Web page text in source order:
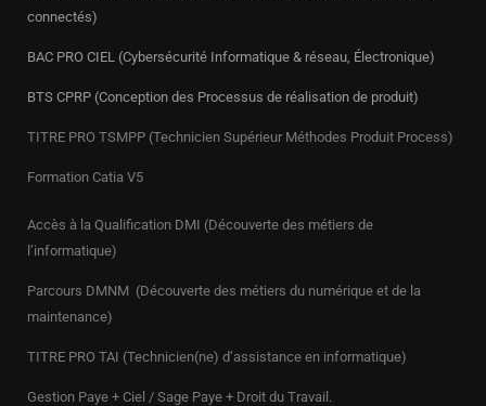
connectés)
BAC PRO CIEL (Cybersécurité Informatique & réseau, Électronique)
BTS CPRP (Conception des Processus de réalisation de produit)
TITRE PRO TSMPP (Technicien Supérieur Méthodes Produit Process)
Formation Catia V5
Accès à la Qualification DMI (Découverte des métiers de
l’informatique)
Parcours DMNM (Découverte des métiers du numérique et de la
maintenance)
TITRE PRO TAI (Technicien(ne) d’assistance en informatique)
Gestion Paye + Ciel / Sage Paye + Droit du Travail.